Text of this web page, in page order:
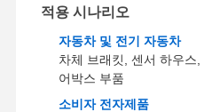
적용 시나리오
자동차 및 전기 자동차
차체 브래킷, 센서 하우스
어박스 부품
소비자 전자제품